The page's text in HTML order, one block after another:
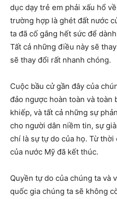
dục dạy trẻ em phải xấu hổ
trường hợp là ghét đất nước
ta đã cố gắng hết sức để
Tất cả những điều này sẽ
sẽ thay đổi rất nhanh chóng.
Cuộc bầu cử gần đây của
đảo ngược hoàn toàn và toàn
khiếp, và tất cả những sự
cho người dân niềm tin, sự
chí là sự tự do của họ. Từ
của nước Mỹ đã kết thúc.
Quyền tự do của chúng ta và
quốc gia chúng ta sẽ không